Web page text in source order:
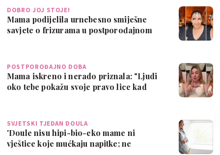
DOBRO JOJ STOJE!
Mama podijelila urnebesno smiješne
savjete o frizurama u postporođajnom
POSTPOROĐAJNO DOBA
Mama iskreno i nerado priznala: "Ljudi
oko tebe pokažu svoje pravo lice kad
SVJETSKI TJEDAN DOULA
'Doule nisu hipi-bio-eko mame ni
vještice koje mućkaju napitke; ne